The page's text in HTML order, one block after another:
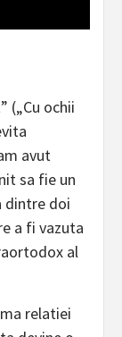
(„Cu ochii
avut
sa fie un
dintre doi
a fi vazuta
al
relatiei